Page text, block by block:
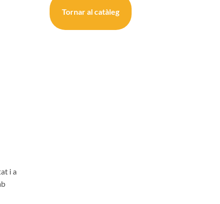
i a
Tornar al catàleg